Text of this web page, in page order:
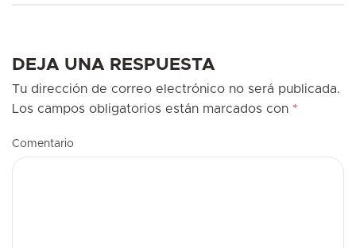
DEJA UNA RESPUESTA
Tu dirección de correo electrónico no será publicada.
Los campos obligatorios están marcados con *
Comentario